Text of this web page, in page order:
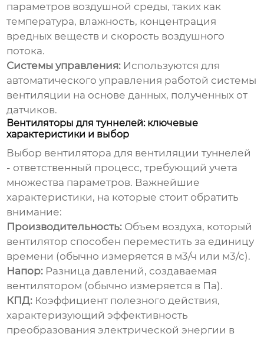
параметров воздушной среды, таких как
температура, влажность, концентрация
вредных веществ и скорость воздушного
потока.
Системы управления: Используются для
автоматического управления работой системы
вентиляции на основе данных, полученных от
датчиков.
Вентиляторы для туннелей: ключевые
характеристики и выбор
Выбор вентилятора для вентиляции туннелей
- ответственный процесс, требующий учета
множества параметров. Важнейшие
характеристики, на которые стоит обратить
внимание:
Производительность: Объем воздуха, который
вентилятор способен переместить за единицу
времени (обычно измеряется в м3/ч или м3/с).
Напор: Разница давлений, создаваемая
вентилятором (обычно измеряется в Па).
КПД: Коэффициент полезного действия,
характеризующий эффективность
преобразования электрической энергии в